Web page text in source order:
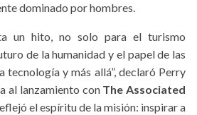
dominado por hombres.
un hito, no solo para el turismo
de la humanidad y el papel de las
tecnología y más allá”, declaró Perry
al lanzamiento con The Associated
el espíritu de la misión: inspirar a